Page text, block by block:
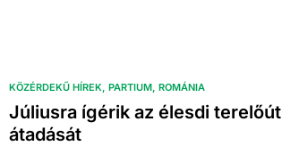
KÖZÉRDEKŰ HÍREK PARTIUM ROMÁNIA
Júliusra ígérik az élesdi terelőút
átadását